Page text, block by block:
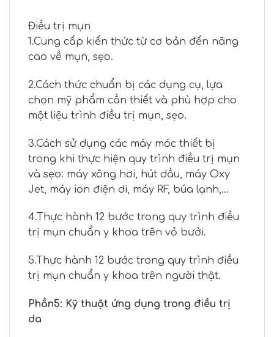
Điều trị mụn
1.Cung cấp kiến thức từ cơ bản đến nâng
cao về mụn, sẹo.
2.Cách thức chuẩn bị các dụng cụ, lựa
chọn mỹ phẩm cần thiết và phù hợp cho
một liệu trình điều trị mụn, sẹo.
3.Cách sử dụng các máy móc thiết bị
trong khi thực hiện quy trình điều trị mụn
và sẹo: máy xông hơi, hút dầu, máy Oxy
Jet, máy ion điện di, máy RF, búa lạnh,…
4.Thực hành 12 bước trong quy trình điều
trị mụn chuẩn y khoa trên vỏ bưởi.
5.Thực hành 12 bước trong quy trình điều
trị mụn chuẩn y khoa trên người thật.
Phần5: Kỹ thuật ứng dụng trong điều trị
da